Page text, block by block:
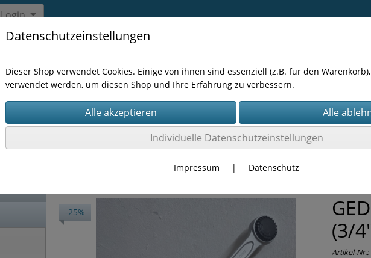
Login
-25%
(3/
Artikel-Nr.:
Datenschutzeinstellungen
Dieser Shop verwendet Cookies. Einige von ihnen sind essenziell (z.B. für den
verwendet werden, um diesen Shop und Ihre Erfahrung zu verbessern.
Individuelle Datenschutzeinstellungen
Impressum | Datenschutz